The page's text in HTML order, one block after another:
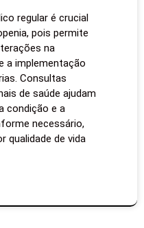
regular é crucial
pois permite
na
a implementação
Consultas
de saúde ajudam
condição e a
necessário,
qualidade de vida